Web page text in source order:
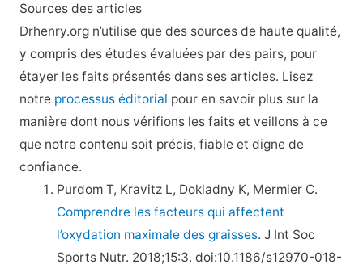
Sources des articles
Drhenry.org n’utilise que des sources de haute qualité,
y compris des études évaluées par des pairs, pour
étayer les faits présentés dans ses articles. Lisez
notre processus éditorial pour en savoir plus sur la
manière dont nous vérifions les faits et veillons à ce
que notre contenu soit précis, fiable et digne de
confiance.
Purdom T, Kravitz L, Dokladny K, Mermier C.
Comprendre les facteurs qui affectent
l’oxydation maximale des graisses. J Int Soc
Sports Nutr. 2018;15:3. doi:10.1186/s12970-018-